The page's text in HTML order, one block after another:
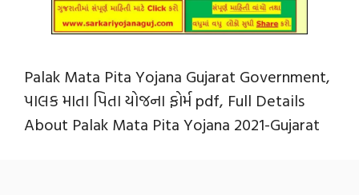
Palak Mata Pita Yojana Gujarat Government,
પાલક માતા પિતા યોજના ફોર્મ pdf, Full Details
About Palak Mata Pita Yojana 2021-Gujarat